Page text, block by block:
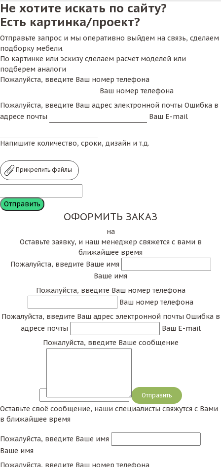
Не хотите искать по сайту?
Есть картинка/проект?
Отправьте запрос и мы оперативно выйдем на связь, сделаем
подборку мебели.
По картинке или эскизу сделаем расчет моделей или
подберем аналоги
Пожалуйста, введите Ваш номер телефона
Ваш номер телефона
Пожалуйста, введите Ваш адрес электронной почты Ошибка в
адресе почты
Ваш E-mail
Напишите количество, сроки, дизайн и т.д.
Прикрепить файлы
ОФОРМИТЬ ЗАКАЗ
на
Оставьте заявку, и наш менеджер свяжется с вами в
ближайшее время
Пожалуйста, введите Ваше имя
Ваше имя
Пожалуйста, введите Ваш номер телефона
Ваш номер телефона
Пожалуйста, введите Ваш адрес электронной почты Ошибка в
адресе почты
Ваш E-mail
Пожалуйста, введите Ваше сообщение
Сообщение
Оставьте своё сообщение, наши специалисты свяжутся с Вами
в ближайшее время
Пожалуйста, введите Ваше имя
Ваше имя
Пожалуйста, введите Ваш номер телефона